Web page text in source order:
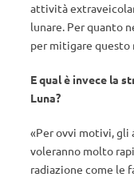
attività
lunare. Per quanto
per mitigare questo
E qual è invece la
Luna?
«Per ovvi motivi, gli
voleranno molto
radiazione come le